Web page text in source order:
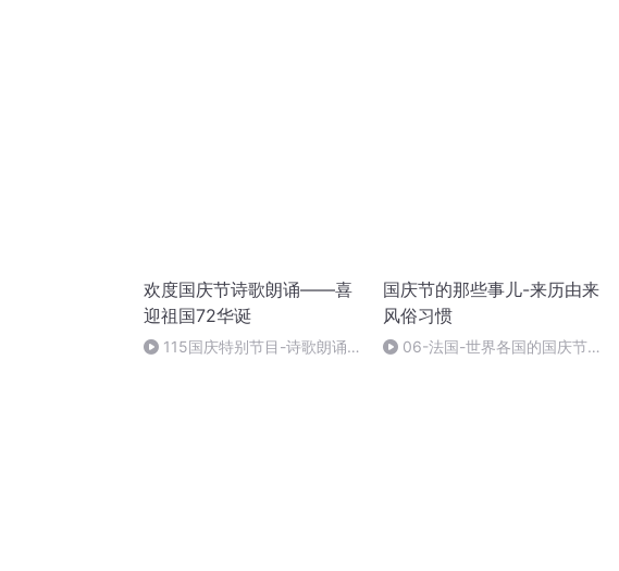
欢度国庆节诗歌朗诵——喜
迎祖国72华诞
115国庆特别节目-诗歌朗诵-
国庆节的那些事儿-来历由来
风俗习惯
06-法国-世界各国的国庆节-